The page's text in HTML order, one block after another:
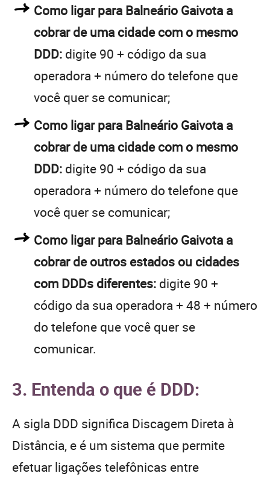
Como ligar para Balneário Gaivota a
cobrar de uma cidade com o mesmo
DDD: digite 90 + código da sua
operadora + número do telefone que
você quer se comunicar;
Como ligar para Balneário Gaivota a
cobrar de uma cidade com o mesmo
DDD: digite 90 + código da sua
operadora + número do telefone que
você quer se comunicar;
Como ligar para Balneário Gaivota a
cobrar de outros estados ou cidades
com DDDs diferentes: digite 90 +
código da sua operadora + 48 + número
do telefone que você quer se
comunicar.
3. Entenda o que é DDD:
A sigla DDD significa Discagem Direta à
Distância, e é um sistema que permite
efetuar ligações telefônicas entre